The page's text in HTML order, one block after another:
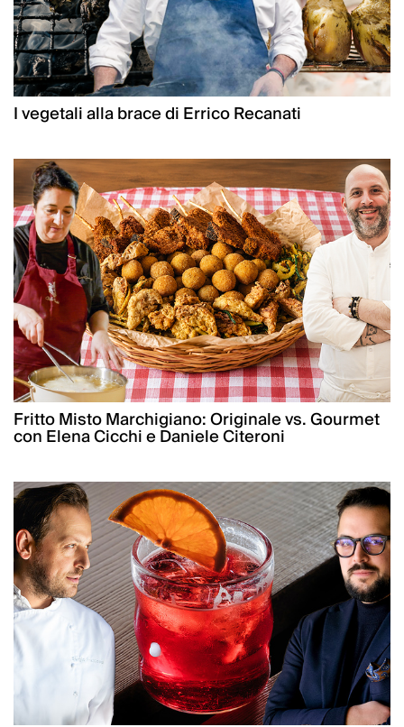
I vegetali alla brace di Errico Recanati
Fritto Misto Marchigiano: Originale vs. Gourmet
con Elena Cicchi e Daniele Citeroni